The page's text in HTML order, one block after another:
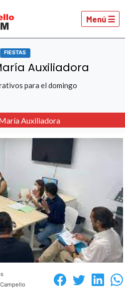
Menú ☰
FIESTAS
Auxiliadora
para el domingo
Auxiliadora